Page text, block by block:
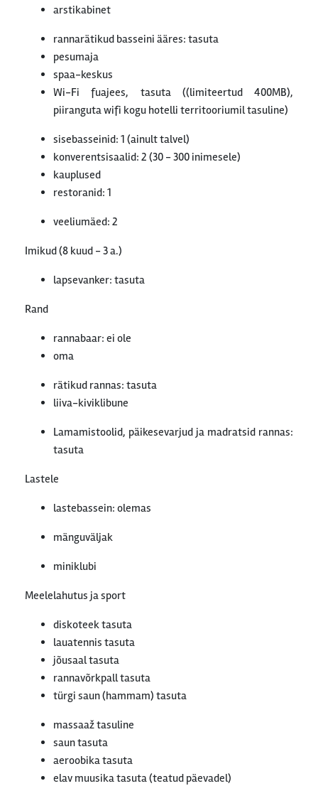
arstikabinet
rannarätikud basseini ääres: tasuta
pesumaja
spaa-keskus
Wi-Fi fuajees, tasuta ((limiteertud 400MB),
piiranguta wifi kogu hotelli territooriumil tasuline)
sisebasseinid: 1 (ainult talvel)
konverentsisaalid: 2 (30 - 300 inimesele)
kauplused
restoranid: 1
veeliumäed: 2
Imikud (8 kuud - 3 a.)
lapsevanker: tasuta
Rand
rannabaar: ei ole
oma
rätikud rannas: tasuta
liiva-kiviklibune
Lamamistoolid, päikesevarjud ja madratsid rannas:
tasuta
Lastele
lastebassein: olemas
mänguväljak
miniklubi
Meelelahutus ja sport
diskoteek tasuta
lauatennis tasuta
jõusaal tasuta
rannavõrkpall tasuta
türgi saun (hammam) tasuta
massaaž tasuline
saun tasuta
aeroobika tasuta
elav muusika tasuta (teatud päevadel)